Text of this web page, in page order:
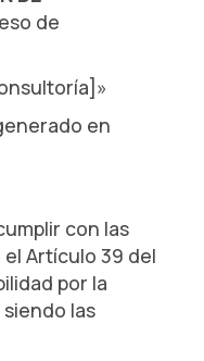
de
en
con las
Artículo 39 del
por la
las